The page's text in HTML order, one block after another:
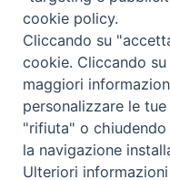
Lunedì,
Diocesi
cookie policy.
Cliccando su
cookie. Cliccando
maggiori
personalizzare le
"rifiuta" o
la navigazione
Ulteriori